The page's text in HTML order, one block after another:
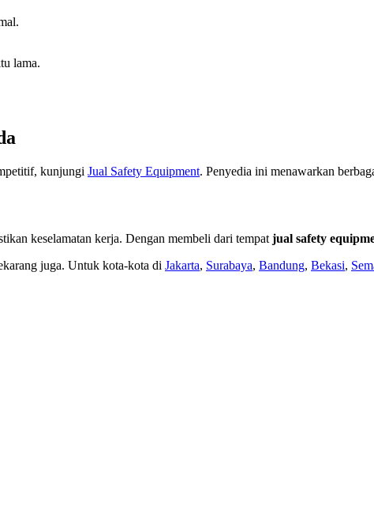
lama.
kunjungi Jual Safety Equipment. Penyedia ini menawarkan
keselamatan kerja. Dengan membeli dari tempat jual safety
juga. Untuk kota-kota di Jakarta, Surabaya, Bandung, Bekasi,